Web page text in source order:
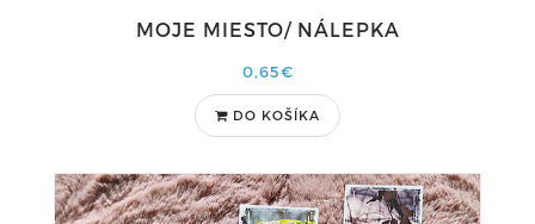
MOJE MIESTO/ NÁLEPKA
0,65€
DO KOŠÍKA